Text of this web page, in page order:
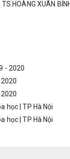
XUÂN
- 2020
2020
2020
học | TP Hà Nội
học | TP Hà Nội